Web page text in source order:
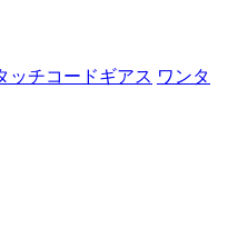
ッチコードギアス ワンタ